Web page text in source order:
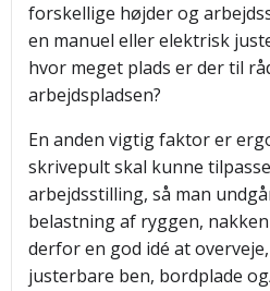
forskellige højder og
en manuel eller elektrisk
hvor meget plads er der til
arbejdspladsen?
En anden vigtig faktor er
skrivepult skal kunne
arbejdsstilling, så man
belastning af ryggen,
derfor en god idé at
justerbare ben, bordplade